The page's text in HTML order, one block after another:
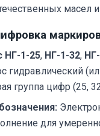
масел
НГ-1-25, НГ-1-32,
гидравлический
группа цифр (25,
для